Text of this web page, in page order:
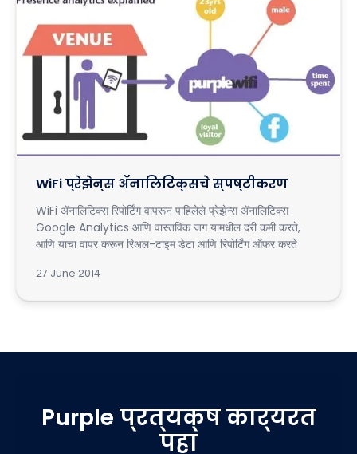
WiFi प्रेझेन्स ॲनालिटिक्सचे स्पष्टीकरण
WiFi ॲनालिटिक्स रिपोर्टिंग वापरून पाहिलेले प्रेझेन्स ॲनालिटिक्स
Google Analytics आणि वास्तविक जग यामधील दरी कमी करते,
आणि याचा वापर करून रिअल-टाइम डेटा आणि रिपोर्टिंग ऑफर करते
27 June 2014
Purple प्रत्यक्ष कार्यरत
पहा